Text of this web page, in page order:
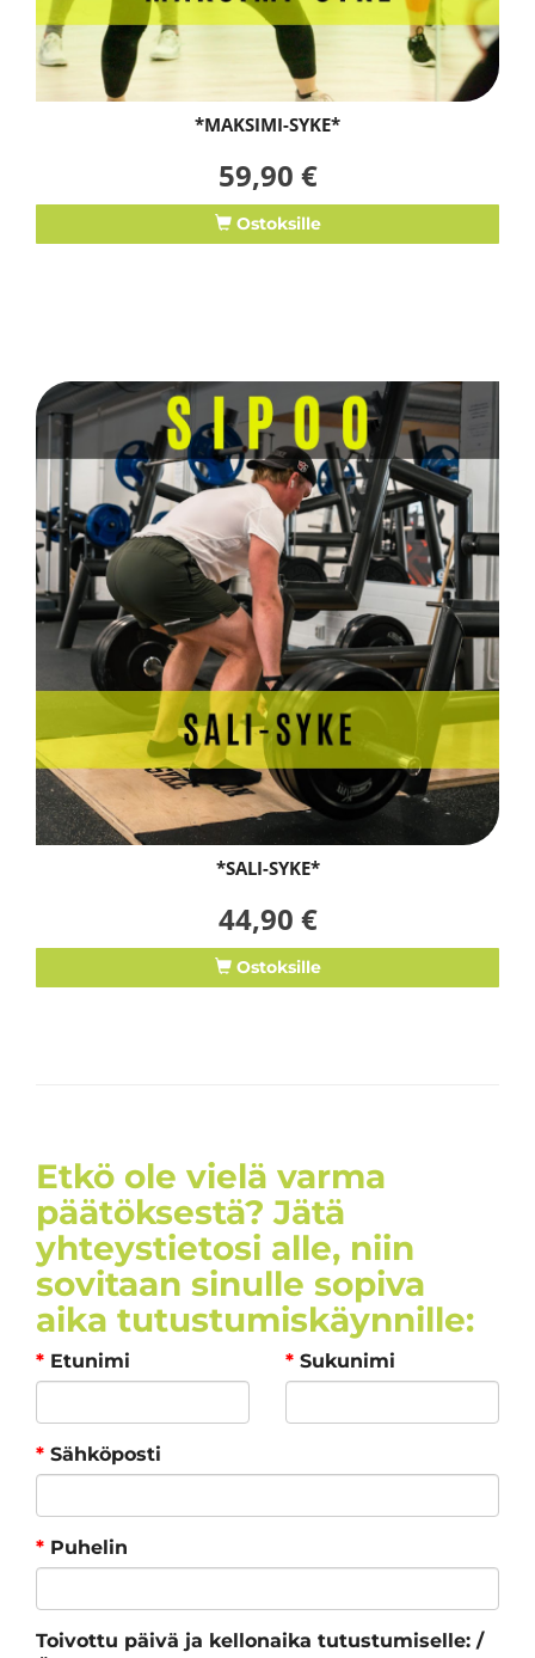
*MAKSIMI-SYKE*
59,90 €
Ostoksille
*SALI-SYKE*
44,90 €
Ostoksille
Etkö ole vielä varma
päätöksestä? Jätä
yhteystietosi alle, niin
sovitaan sinulle sopiva
aika tutustumiskäynnille:
* Etunimi * Sukunimi
* Sähköposti
* Puhelin
Toivottu päivä ja kellonaika tutustumiselle: /